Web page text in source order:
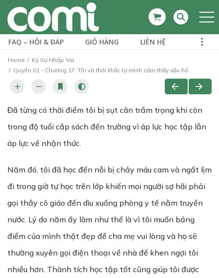
FAQ – HỎI & ĐÁP GIỎ HÀNG LIÊN HỆ
Home
Ký Sự Nhập Vai
Quyển 01 - Chương 17: Tôi và thời khắc tự mình cảm thấy xấu hổ
Đã từng có thời điểm tôi bị sụt cân trầm trọng khi còn
trong độ tuổi cắp sách đến trường vì áp lực học tập lẫn
áp lực về nhận thức.
Năm đó, tôi đã học đến nỗi bị chảy máu cam và ngất lịm
đi trong giờ tự học trên lớp khiến mọi người sợ hãi phải
gọi thầy cô giáo đến dìu xuống phòng y tế nằm truyền
nước. Lý do năm ấy làm như thế là vì tôi muốn bảng
điểm của mình thật đẹp để cha mẹ vui lòng và họ sẽ
thường xuyên gọi điện thoại về nhà để khen ngợi tôi
nhiều hơn. Thành tích học tập tốt cũng giúp tôi được